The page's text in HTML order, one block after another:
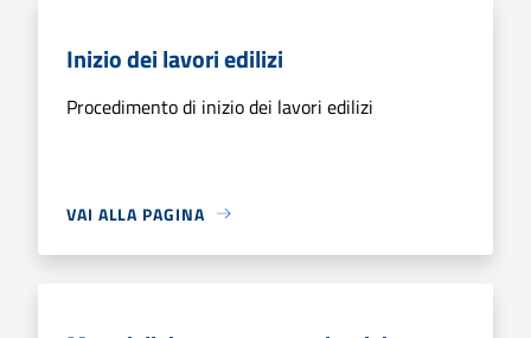
Inizio dei lavori edilizi
Procedimento di inizio dei lavori edilizi
VAI ALLA PAGINA